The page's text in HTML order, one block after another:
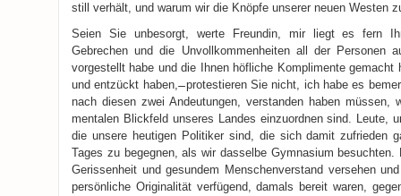
still verhält, und warum wir die Knöpfe unserer neuen Westen
Seien Sie unbesorgt, werte Freundin, mir liegt es fern
Gebrechen und die Unvollkommenheiten all der Personen
vorgestellt habe und die Ihnen höfliche Komplimente gemacht
und entzückt haben, ̶̶ protestieren Sie nicht, ich habe es
nach diesen zwei Andeutungen, verstanden haben müssen,
mentalen Blickfeld unseres Landes einzuordnen sind. Leute,
die unsere heutigen Politiker sind, die sich damit zufrieden
Tages zu begegnen, als wir dasselbe Gymnasium
Gerissenheit und gesundem Menschenverstand versehen
persönliche Originalität verfügend, damals bereit waren,